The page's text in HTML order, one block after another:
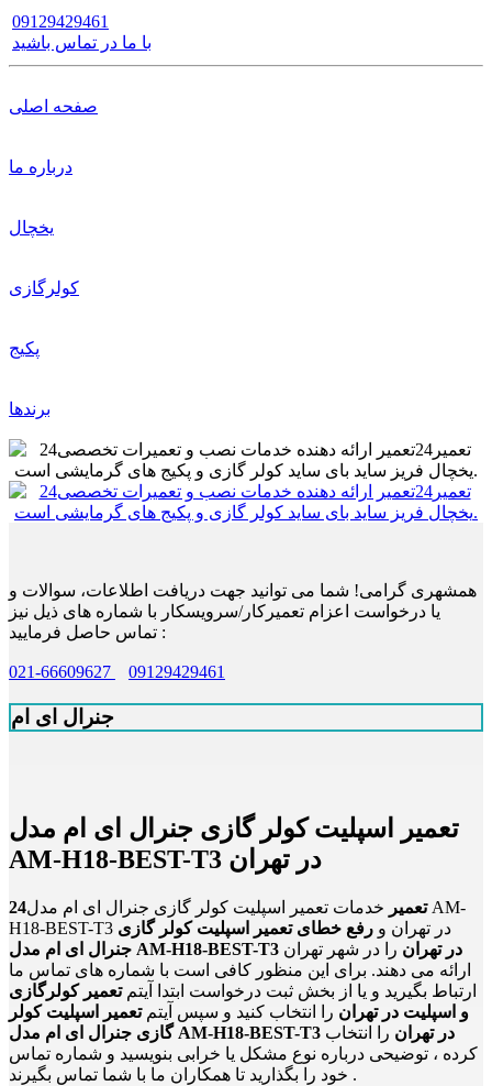
09129429461
با ما در تماس باشید
صفحه اصلی
درباره ما
یخچال
کولرگازی
پکیج
برندها
همشهری گرامی! شما می توانید جهت دریافت اطلاعات، سوالات و
یا درخواست اعزام تعمیرکار/سرویسکار با شماره های ذیل نیز
تماس حاصل فرمایید :
021-66609627 09129429461
جنرال ای ام
تعمیر اسپلیت کولر گازی جنرال ای ام مدل
AM-H18-BEST-T3 در تهران
24تعمیر خدمات تعمیر اسپلیت کولر گازی جنرال ای ام مدل AM-
H18-BEST-T3 در تهران و رفع خطای تعمیر اسپلیت کولر گازی
جنرال ای ام مدل AM-H18-BEST-T3 در تهران را در شهر تهران
ارائه می دهند. برای این منظور کافی است با شماره های تماس ما
ارتباط بگیرید و یا از بخش ثبت درخواست ابتدا آیتمتعمیر کولرگازی
و اسپلیت در تهران را انتخاب کنید و سپس آیتمتعمیر اسپلیت کولر
گازی جنرال ای ام مدل AM-H18-BEST-T3 در تهران را انتخاب
کرده ، توضیحی درباره نوع مشکل یا خرابی بنویسید و شماره تماس
خود را بگذارید تا همکاران ما با شما تماس بگیرند .